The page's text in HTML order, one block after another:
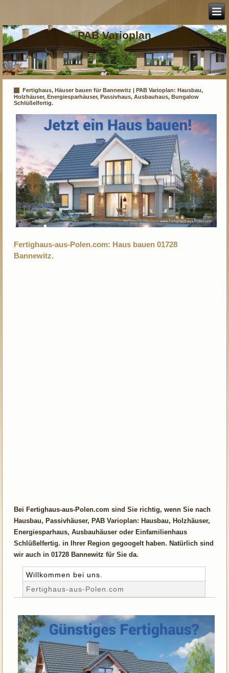
PAB Varioplan
Fertighaus, Häuser bauen für Bannewitz | PAB Varioplan: Hausbau,
Holzhäuser, Energiesparhäuser, Passivhaus, Ausbauhaus, Bungalow
Schlüßelfertig.
Fertighaus-aus-Polen.com: Haus bauen 01728
Bannewitz.
Bei Fertighaus-aus-Polen.com sind Sie richtig, wenn Sie nach
Hausbau, Passivhäuser, PAB Varioplan: Hausbau, Holzhäuser,
Energiesparhaus, Ausbauhäuser oder Einfamilienhaus
Schlüßelfertig. in Ihrer Region gegoogelt haben. Natürlich sind
wir auch in 01728 Bannewitz für Sie da.
Willkommen bei uns.
Fertighaus-aus-Polen.com